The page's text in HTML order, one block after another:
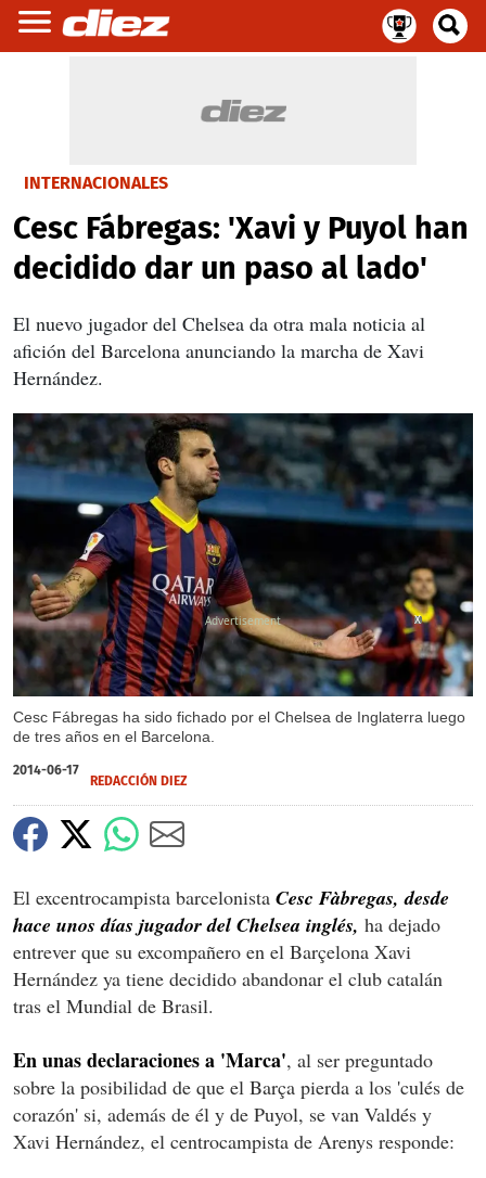
INTERNACIONALES
Cesc Fábregas: 'Xavi y Puyol han
decidido dar un paso al lado'
El nuevo jugador del Chelsea da otra mala noticia al
afición del Barcelona anunciando la marcha de Xavi
Hernández.
Cesc Fábregas ha sido fichado por el Chelsea de Inglaterra luego
de tres años en el Barcelona.
X
2014-06-17
REDACCIÓN DIEZ
El excentrocampista barcelonista Cesc Fàbregas, desde
hace unos días jugador del Chelsea inglés, ha dejado
entrever que su excompañero en el Barçelona Xavi
Hernández ya tiene decidido abandonar el club catalán
tras el Mundial de Brasil.
En unas declaraciones a 'Marca', al ser preguntado
sobre la posibilidad de que el Barça pierda a los 'culés de
corazón' si, además de él y de Puyol, se van Valdés y
Xavi Hernández, el centrocampista de Arenys responde: